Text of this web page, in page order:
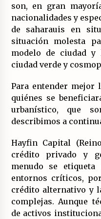
son, en gran
nacionalidades y
de saharauis en
situación molesta
modelo de ciudad
ciudad verde y
Para entender mejor
quiénes se
urbanístico, que
describimos a
Hayfin Capital
crédito privado y
menudo se
entornos críticos,
crédito alternativo y
complejas. Aunque
de activos